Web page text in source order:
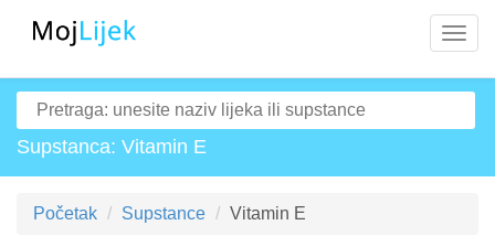
Supstanca: Vitamin E
Početak Supstance Vitamin E